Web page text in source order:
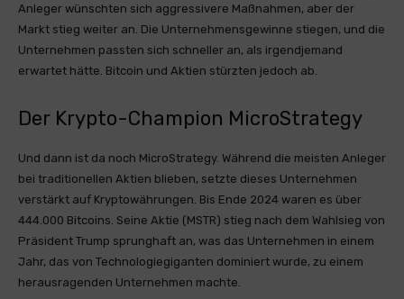
Anleger wünschten sich aggressivere Maßnahmen, aber der
Markt stieg weiter an. Die Unternehmensgewinne stiegen, und die
Unternehmen passten sich schneller an, als irgendjemand
erwartet hätte. Bitcoin und Aktien stürzten jedoch ab.
Der Krypto-Champion MicroStrategy
Und dann ist da noch MicroStrategy. Während die meisten Anleger
bei traditionellen Aktien blieben, setzte dieses Unternehmen
verstärkt auf Kryptowährungen. Bis Ende 2024 waren es über
444.000 Bitcoins. Seine Aktie (MSTR) stieg nach dem Wahlsieg von
Präsident Trump sprunghaft an, was das Unternehmen in einem
Jahr, das von Technologiegiganten dominiert wurde, zu einem
herausragenden Unternehmen machte.